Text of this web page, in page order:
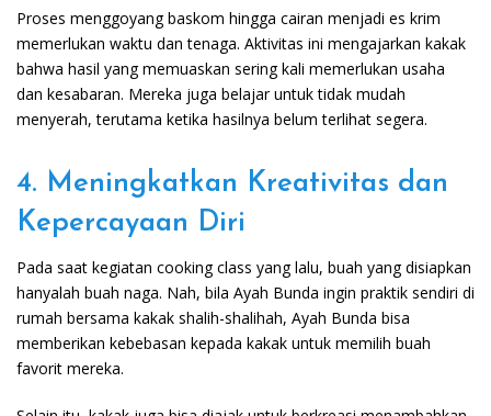
Proses menggoyang baskom hingga cairan menjadi es krim
memerlukan waktu dan tenaga. Aktivitas ini mengajarkan kakak
bahwa hasil yang memuaskan sering kali memerlukan usaha
dan kesabaran. Mereka juga belajar untuk tidak mudah
menyerah, terutama ketika hasilnya belum terlihat segera.
4. Meningkatkan Kreativitas dan
Kepercayaan Diri
Pada saat kegiatan cooking class yang lalu, buah yang disiapkan
hanyalah buah naga. Nah, bila Ayah Bunda ingin praktik sendiri di
rumah bersama kakak shalih-shalihah, Ayah Bunda bisa
memberikan kebebasan kepada kakak untuk memilih buah
favorit mereka.